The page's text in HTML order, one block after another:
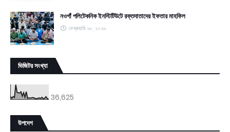
নওগাঁ পলিটেকনিক ইনস্টিটিউটে রক্তদাতাদের ইফতার মাহফিল
ফেব্রুয়ারি ২৮, ২০২৬
ভিজিটর সংখ্যা
36,625
উপদেশ